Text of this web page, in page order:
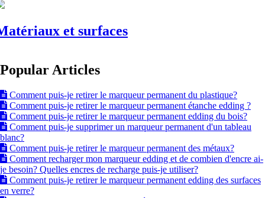
et surfaces
Popular Articles
Comment puis-je retirer le marqueur permanent du plastique?
Comment puis-je retirer le marqueur permanent étanche edding ?
Comment puis-je retirer le marqueur permanent edding du bois?
Comment puis-je supprimer un marqueur permanent d'un tableau
blanc?
Comment puis-je retirer le marqueur permanent des métaux?
Comment recharger mon marqueur edding et de combien d'encre ai-
je besoin? Quelles encres de recharge puis-je utiliser?
Comment puis-je retirer le marqueur permanent edding des surfaces
en verre?